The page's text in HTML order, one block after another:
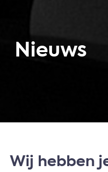
Nieuws
Wij hebben